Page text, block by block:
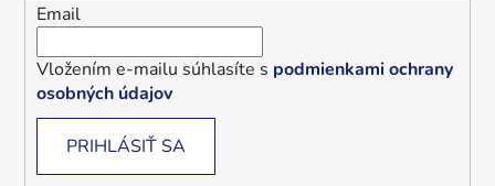
Email
Vložením e-mailu súhlasíte s podmienkami ochrany
osobných údajov
PRIHLÁSIŤ SA